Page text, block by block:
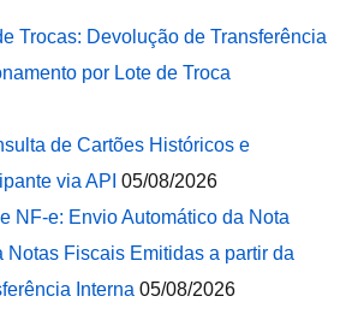
Trocas: Devolução de Transferência
por Lote de Troca
de Cartões Históricos e
via API 05/08/2026
NF-e: Envio Automático da Nota
Notas Fiscais Emitidas a partir da
Interna 05/08/2026